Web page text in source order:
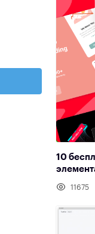
10
11675